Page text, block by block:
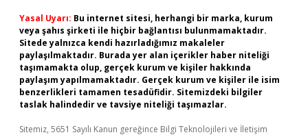
Yasal Uyarı: Bu internet sitesi, herhangi bir marka, kurum
veya şahıs şirketi ile hiçbir bağlantısı bulunmamaktadır.
Sitede yalnızca kendi hazırladığımız makaleler
paylaşılmaktadır. Burada yer alan içerikler haber niteliği
taşımamakta olup, gerçek kurum ve kişiler hakkında
paylaşım yapılmamaktadır. Gerçek kurum ve kişiler ile isim
benzerlikleri tamamen tesadüfidir. Sitemizdeki bilgiler
taslak halindedir ve tavsiye niteliği taşımazlar.
Sitemiz, 5651 Sayılı Kanun gereğince Bilgi Teknolojileri ve İletişim